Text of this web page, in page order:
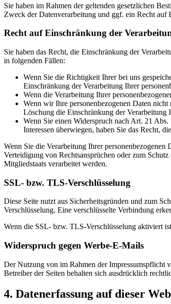
Sie haben im Rahmen der geltenden gesetzlichen
Zweck der Datenverarbeitung und ggf. ein Recht auf
Recht auf Einschränkung der
Sie haben das Recht, die Einschränkung der
in folgenden Fällen:
Wenn Sie die Richtigkeit Ihrer bei uns
Einschränkung der Verarbeitung Ihrer
Wenn die Verarbeitung Ihrer
Wenn wir Ihre personenbezogenen Daten
Löschung die Einschränkung der Verarbeitung
Wenn Sie einen Widerspruch nach Art. 21
Interessen überwiegen, haben Sie das Recht,
Wenn Sie die Verarbeitung Ihrer
Verteidigung von Rechtsansprüchen oder zum
Mitgliedstaats verarbeitet werden.
SSL- bzw. TLS-Verschlüsselung
Diese Seite nutzt aus Sicherheitsgründen und zum
Verschlüsselung. Eine verschlüsselte Verbindung
Wenn die SSL- bzw. TLS-Verschlüsselung aktiviert
Widerspruch gegen Werbe-E-Mails
Der Nutzung von im Rahmen der Impressumspflicht
Betreiber der Seiten behalten sich ausdrücklich
4. Datenerfassung auf dieser